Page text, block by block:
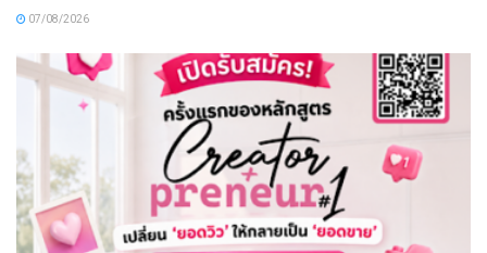
07/08/2026